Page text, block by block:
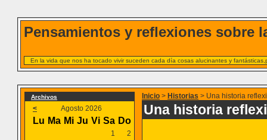
Pensamientos y reflexiones sobre
En la vida que nos ha tocado vivir suceden cada día cosas alucinantes y
Archivos
< Agosto 2026
Lu Ma Mi Ju Vi Sa Do
1
2
Inicio > Historias > Una historia
Una historia